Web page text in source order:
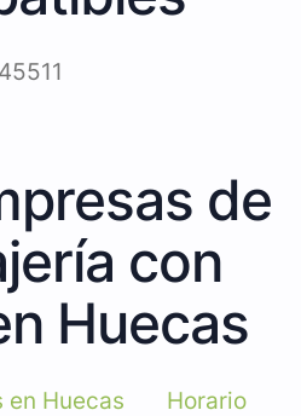
45511
de
con
Huecas
en Huecas Horario